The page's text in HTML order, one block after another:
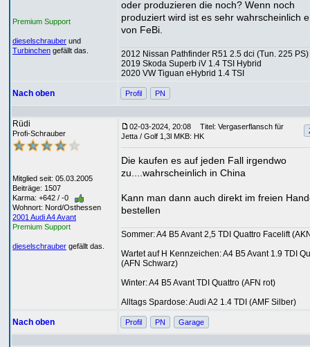
Premium Support
dieselschrauber und
Turbinchen gefällt das.
oder produzieren die noch? Wenn noch
produziert wird ist es sehr wahrscheinlich
von FeBi.
2012 Nissan Pathfinder R51 2.5 dci (Tun. 225 PS)
2019 Skoda Superb iV 1.4 TSI Hybrid
2020 VW Tiguan eHybrid 1.4 TSI
Nach oben Profil PN
Rüdi
Profi-Schrauber
Mitglied seit: 05.03.2005
Beiträge: 1507
Karma: +642 / -0
Wohnort: Nord/Osthessen
2001 Audi A4 Avant
Premium Support
dieselschrauber gefällt das.
02-03-2024, 20:08
Titel: Vergaserflansch für
Jetta / Golf 1,3l MKB: HK
Die kaufen es auf jeden Fall irgendwo
zu....wahrscheinlich in China
Kann man dann auch direkt im freien
bestellen
Sommer: A4 B5 Avant 2,5 TDI Quattro Facelift
Wartet auf H Kennzeichen: A4 B5 Avant 1.9 TDI
(AFN Schwarz)
Winter: A4 B5 Avant TDI Quattro (AFN rot)
Alltags Spardose: Audi A2 1.4 TDI (AMF Silber)
Nach oben Profil PN Garage